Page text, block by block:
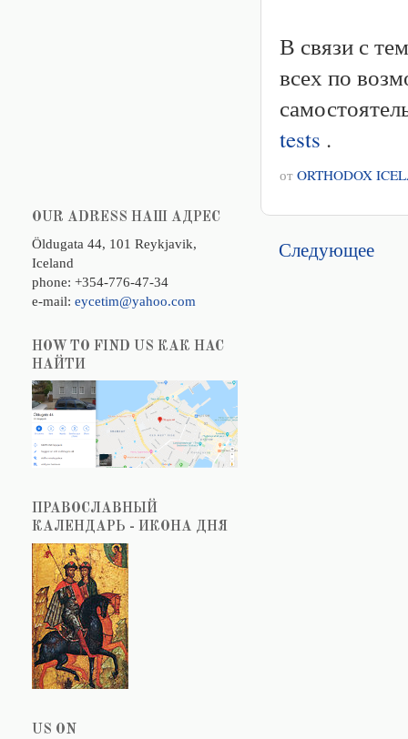
В связи с
всех по
tests .
от ORTHODOX
Следующее
OUR ADRESS НАШ АДРЕС
Öldugata 44, 101 Reykjavik,
Iceland
phone: +354-776-47-34
e-mail: eycetim@yahoo.com
HOW TO FIND US КАК НАС
НАЙТИ
ПРАВОСЛАВНЫЙ
КАЛЕНДАРЬ - ИКОНА ДНЯ
US ON